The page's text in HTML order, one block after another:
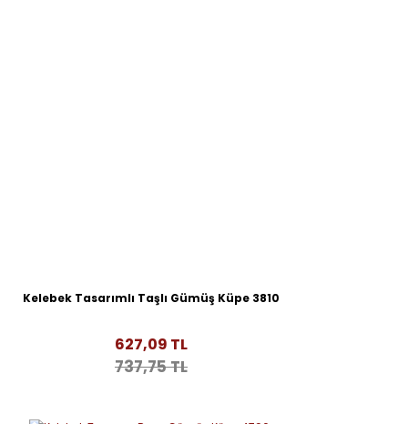
Kelebek Tasarımlı Taşlı Gümüş Küpe 3810
627,09 TL
737,75 TL